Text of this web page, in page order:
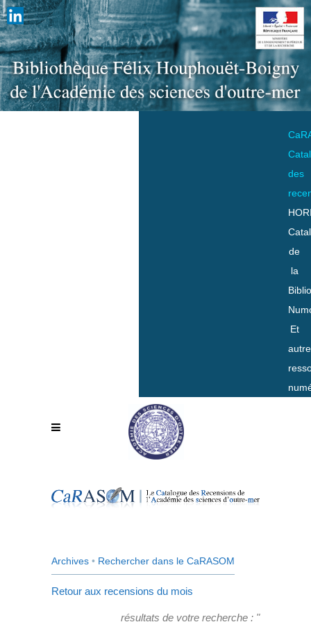
des
de
la
Et
Archives • Rechercher dans le CaRASOM
Retour aux recensions du mois
résultats de votre recherche : "